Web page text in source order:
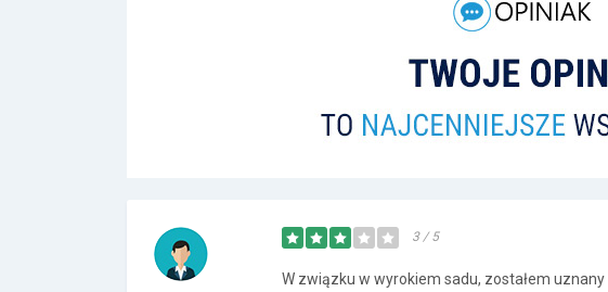
3 / 5
W związku w wyrokiem sadu, zostałem